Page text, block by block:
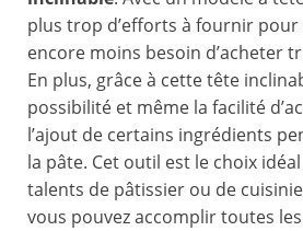
plus trop d’efforts à fournir
encore moins besoin d’acheter
En plus, grâce à cette tête
possibilité et même la facilité
l’ajout de certains ingrédients
la pâte. Cet outil est le choix
talents de pâtissier ou de
vous pouvez accomplir toutes